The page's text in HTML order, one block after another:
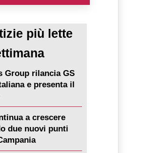
più lette
Group rilancia GS
e presenta il
a crescere
due nuovi punti